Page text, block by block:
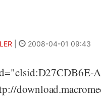
2008-04-01 09:43